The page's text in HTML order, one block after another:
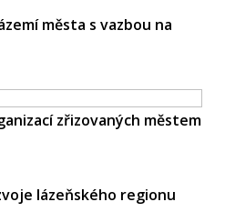
města s vazbou na
zřizovaných městem
lázeňského regionu